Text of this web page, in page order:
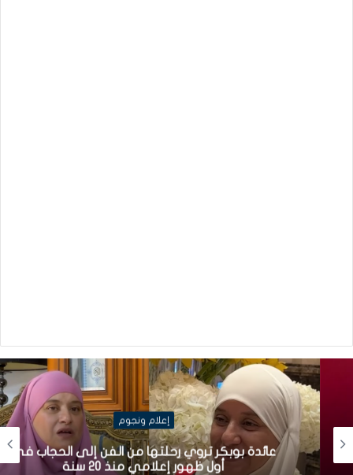
إعلام ونجوم
عائدة بوبكر تروي رحلتها من الفن إلى الحجاب في
أول ظهور إعلامي منذ 20 سنة